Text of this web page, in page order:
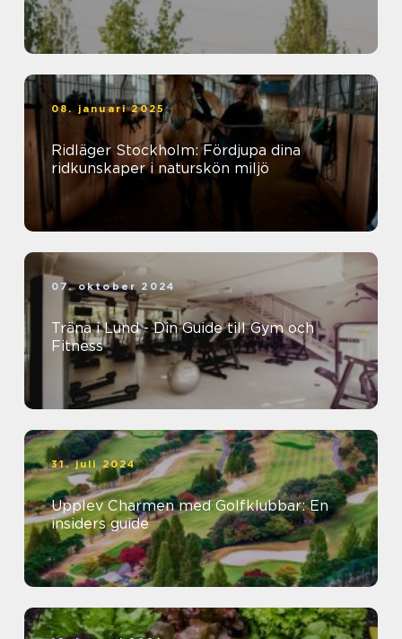
08. januari 2025
Ridläger Stockholm: Fördjupa dina
ridkunskaper i naturskön miljö
07. oktober 2024
Träna i Lund - Din Guide till Gym och
Fitness
31. juli 2024
Upplev Charmen med Golfklubbar: En
insiders guide